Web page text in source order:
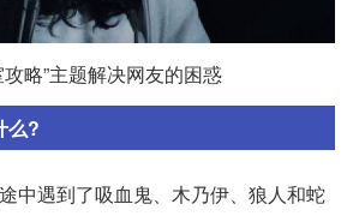
略”主题解决网友的困惑
么?
中遇到了吸血鬼、木乃伊、狼人和蛇